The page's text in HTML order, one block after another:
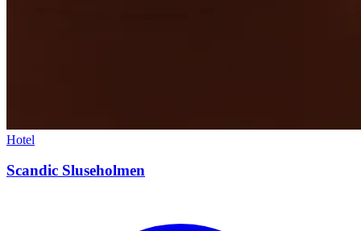
Hotel
Scandic Sluseholmen